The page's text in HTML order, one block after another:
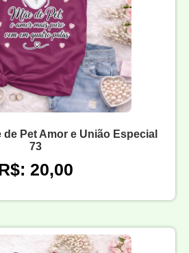
de Pet Amor e União Especial
73
20,00